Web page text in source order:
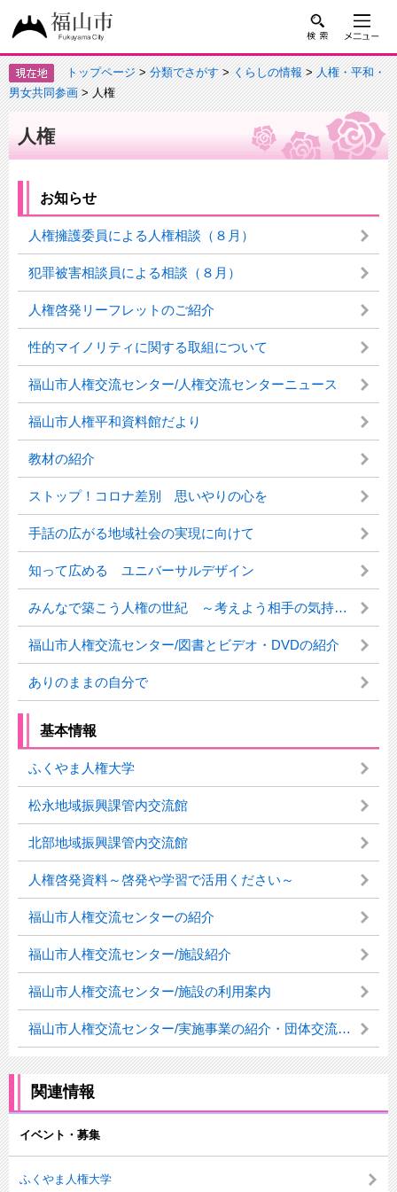
トップページ>分類でさがす>くらしの情報>人権・平和・
男女共同参画> 人権
人権
お知らせ
人権擁護委員による人権相談（８月）
犯罪被害相談員による相談（８月）
人権啓発リーフレットのご紹介
性的マイノリティに関する取組について
福山市人権交流センター/人権交流センターニュース
福山市人権平和資料館だより
教材の紹介
ストップ！コロナ差別 思いやりの心を
手話の広がる地域社会の実現に向けて
知って広める ユニバーサルデザイン
みんなで築こう人権の世紀 ～考えよう相手の気持ち 未来へつなげよう 違いを認め合う心～
福山市人権交流センター/図書とビデオ・DVDの紹介
ありのままの自分で
基本情報
ふくやま人権大学
松永地域振興課管内交流館
北部地域振興課管内交流館
人権啓発資料～啓発や学習で活用ください～
福山市人権交流センターの紹介
福山市人権交流センター/施設紹介
福山市人権交流センター/施設の利用案内
福山市人権交流センター/実施事業の紹介・団体交流室への登録方法
関連情報
イベント・募集
ふくやま人権大学